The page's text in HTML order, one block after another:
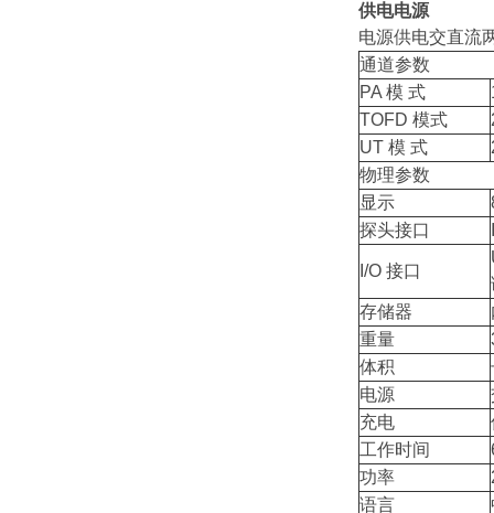
供电电源
电源供电交直流
通道参数
PA 模 式
TOFD 模式
UT 模 式
物理参数
显示
探头接口
I/O 接口
存储器
重量
体积
电源
充电
工作时间
功率
语言